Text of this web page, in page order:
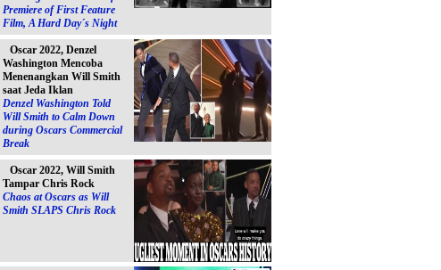
Premiere of First Feature
Film, A Hard Day´s Night
Oscar 2022, Denzel
Washington Mencoba
Menenangkan Will Smith
saat Jeda Iklan
Denzel Washington Told
Will Smith to Calm Down
during Oscars Commercial
Break
Oscar 2022, Will Smith
Tampar Chris Rock
Chaos at Oscars as Will
Smith SLAPS Chris Rock